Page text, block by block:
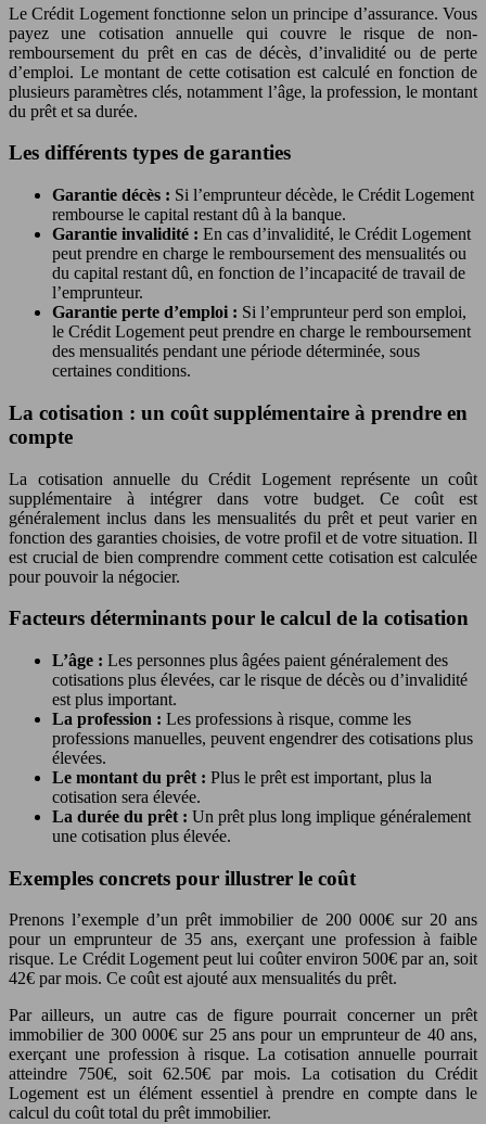
Le Crédit Logement fonctionne selon un principe d’assurance. Vous
payez une cotisation annuelle qui couvre le risque de non-
remboursement du prêt en cas de décès, d’invalidité ou de perte
d’emploi. Le montant de cette cotisation est calculé en fonction de
plusieurs paramètres clés, notamment l’âge, la profession, le montant
du prêt et sa durée.
Les différents types de garanties
Garantie décès : Si l’emprunteur décède, le Crédit Logement
rembourse le capital restant dû à la banque.
Garantie invalidité : En cas d’invalidité, le Crédit Logement
peut prendre en charge le remboursement des mensualités ou
du capital restant dû, en fonction de l’incapacité de travail de
l’emprunteur.
Garantie perte d’emploi : Si l’emprunteur perd son emploi,
le Crédit Logement peut prendre en charge le remboursement
des mensualités pendant une période déterminée, sous
certaines conditions.
La cotisation : un coût supplémentaire à prendre en
compte
La cotisation annuelle du Crédit Logement représente un coût
supplémentaire à intégrer dans votre budget. Ce coût est
généralement inclus dans les mensualités du prêt et peut varier en
fonction des garanties choisies, de votre profil et de votre situation. Il
est crucial de bien comprendre comment cette cotisation est calculée
pour pouvoir la négocier.
Facteurs déterminants pour le calcul de la cotisation
L’âge : Les personnes plus âgées paient généralement des
cotisations plus élevées, car le risque de décès ou d’invalidité
est plus important.
La profession : Les professions à risque, comme les
professions manuelles, peuvent engendrer des cotisations plus
élevées.
Le montant du prêt : Plus le prêt est important, plus la
cotisation sera élevée.
La durée du prêt : Un prêt plus long implique généralement
une cotisation plus élevée.
Exemples concrets pour illustrer le coût
Prenons l’exemple d’un prêt immobilier de 200 000€ sur 20 ans
pour un emprunteur de 35 ans, exerçant une profession à faible
risque. Le Crédit Logement peut lui coûter environ 500€ par an, soit
42€ par mois. Ce coût est ajouté aux mensualités du prêt.
Par ailleurs, un autre cas de figure pourrait concerner un prêt
immobilier de 300 000€ sur 25 ans pour un emprunteur de 40 ans,
exerçant une profession à risque. La cotisation annuelle pourrait
atteindre 750€, soit 62.50€ par mois. La cotisation du Crédit
Logement est un élément essentiel à prendre en compte dans le
calcul du coût total du prêt immobilier.